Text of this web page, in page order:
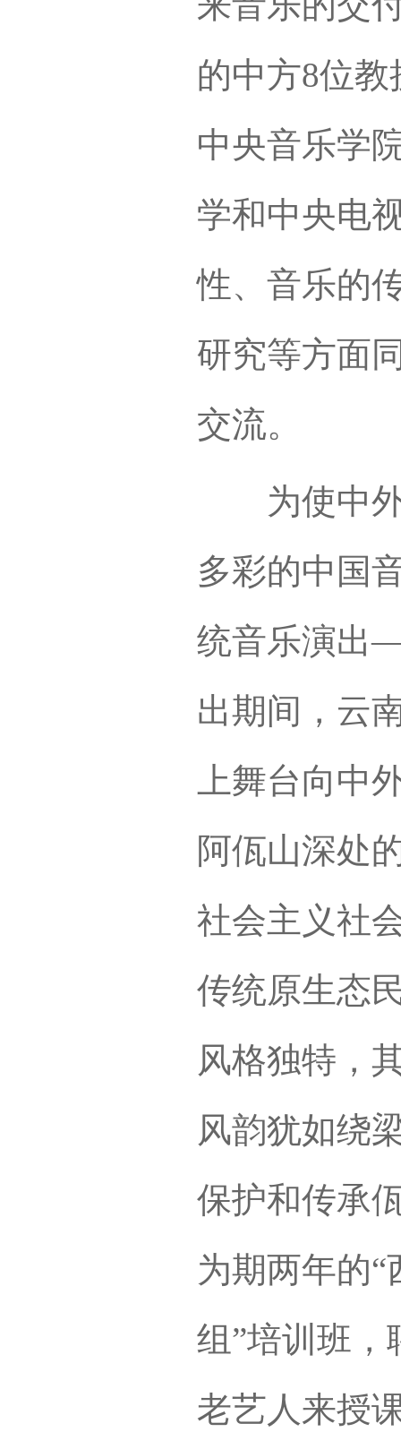
的中方8位
中央音乐学
学和中央电
性、音乐的
研究等方面
交流。
为使中外
多彩的中国
统音乐演出
出期间，云
上舞台向中
阿佤山深处
社会主义社
传统原生态
风格独特，
风韵犹如绕
保护和传承
为期两年的
组”培训班
老艺人来授